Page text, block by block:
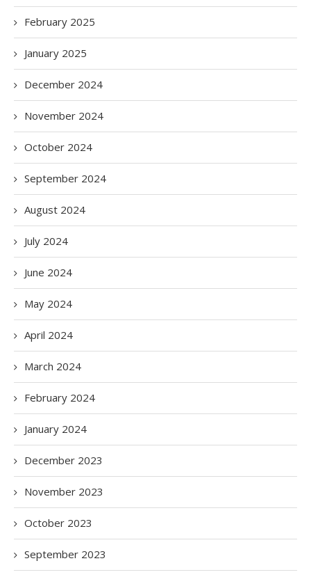
February 2025
January 2025
December 2024
November 2024
October 2024
September 2024
August 2024
July 2024
June 2024
May 2024
April 2024
March 2024
February 2024
January 2024
December 2023
November 2023
October 2023
September 2023